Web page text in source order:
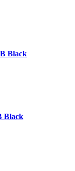
Black
Black